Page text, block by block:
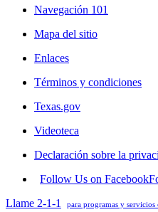
Navegación 101
Mapa del sitio
Enlaces
Términos y condiciones
Texas.gov
Videoteca
Declaración sobre la
Follow Us on Facebook
Llame 2-1-1
para programas y servicios